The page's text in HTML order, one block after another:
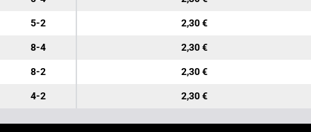
5-2 2,30 €
8-4 2,30 €
8-2 2,30 €
4-2 2,30 €